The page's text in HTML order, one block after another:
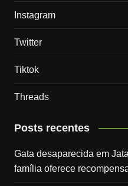
Instagram
Twitter
Tiktok
Threads
Posts recentes
Gata desaparecida em
família oferece